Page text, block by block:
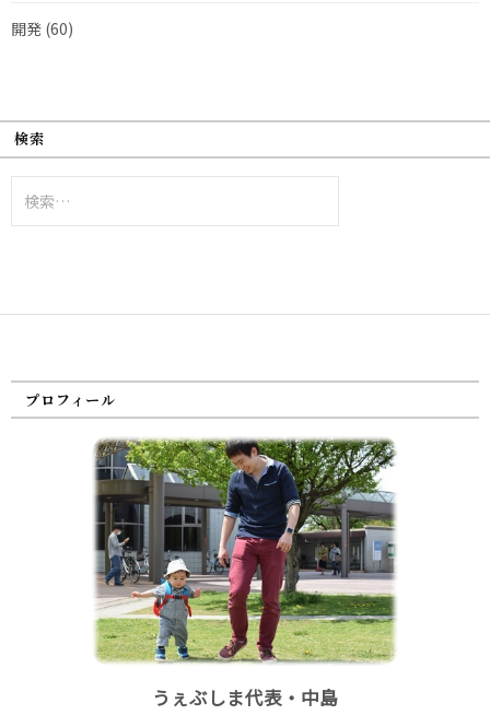
開発 (60)
検索
索:
プロフィール
うぇぶしま代表・中島